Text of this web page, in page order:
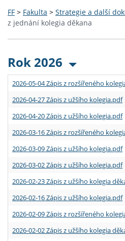
FF > Fakulta > Strategie a další
z jednání kolegia děkana
Rok 2026
2026-05-04 Zápis z rozšířeného
2026-04-27 Zápis z užšího kolegia.pdf
2026-04-20 Zápis z užšího kolegia.pdf
2026-03-16 Zápis z rozšířeného
2026-03-09 Zápis z užšího kolegia.pdf
2026-03-02 Zápis z užšího kolegia.pdf
2026-02-23 Zápis z užšího kolegia
2026-02-16 Zápis z užšího kolegia.pdf
2026-02-09 Zápis z rozšířeného
2026-02-02 Zápis z užšího kolegia